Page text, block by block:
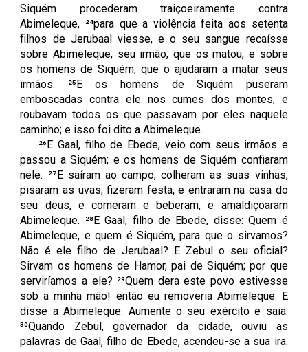
Siquém procederam traiçoeiramente contra
Abimeleque, ²⁴para que a violência feita aos setenta
filhos de Jerubaal viesse, e o seu sangue recaísse
sobre Abimeleque, seu irmão, que os matou, e sobre
os homens de Siquém, que o ajudaram a matar seus
irmãos. ²⁵E os homens de Siquém puseram
emboscadas contra ele nos cumes dos montes, e
roubavam todos os que passavam por eles naquele
caminho; e isso foi dito a Abimeleque.
²⁶E Gaal, filho de Ebede, veio com seus irmãos e
passou a Siquém; e os homens de Siquém confiaram
nele. ²⁷E saíram ao campo, colheram as suas vinhas,
pisaram as uvas, fizeram festa, e entraram na casa do
seu deus, e comeram e beberam, e amaldiçoaram
Abimeleque. ²⁸E Gaal, filho de Ebede, disse: Quem é
Abimeleque, e quem é Siquém, para que o sirvamos?
Não é ele filho de Jerubaal? E Zebul o seu oficial?
Sirvam os homens de Hamor, pai de Siquém; por que
serviríamos a ele? ²⁹Quem dera este povo estivesse
sob a minha mão! então eu removeria Abimeleque. E
disse a Abimeleque: Aumente o seu exército e saia.
³⁰Quando Zebul, governador da cidade, ouviu as
palavras de Gaal, filho de Ebede, acendeu-se a sua ira.